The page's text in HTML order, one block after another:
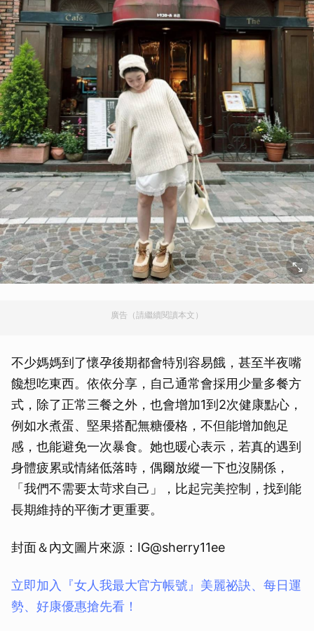
廣告（請繼續閱讀本文）
不少媽媽到了懷孕後期都會特別容易餓，甚至半夜嘴
饞想吃東西。依依分享，自己通常會採用少量多餐方
式，除了正常三餐之外，也會增加1到2次健康點心，
例如水煮蛋、堅果搭配無糖優格，不但能增加飽足
感，也能避免一次暴食。她也暖心表示，若真的遇到
身體疲累或情緒低落時，偶爾放縱一下也沒關係，
「我們不需要太苛求自己」，比起完美控制，找到能
長期維持的平衡才更重要。
封面＆內文圖片來源：IG@sherry11ee
立即加入『女人我最大官方帳號』美麗祕訣、每日運
勢、好康優惠搶先看！